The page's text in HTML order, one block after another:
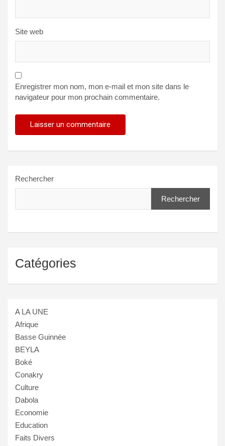
Site web
Enregistrer mon nom, mon e-mail et mon site dans le
navigateur pour mon prochain commentaire.
Rechercher
Rechercher
Catégories
A LA UNE
Afrique
Basse Guinnée
BEYLA
Boké
Conakry
Culture
Dabola
Economie
Education
Faits Divers